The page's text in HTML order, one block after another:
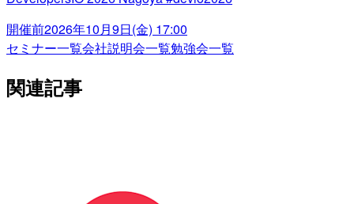
開催前2026年10月9日(金) 17:00
セミナー一覧会社説明会一覧勉強会一覧
関連記事